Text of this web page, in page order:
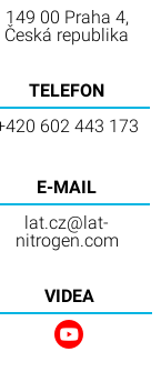
149 00 Praha 4,
Česká republika
TELEFON
602 443 173
E-MAIL
lat.cz@lat-
nitrogen.com
VIDEA